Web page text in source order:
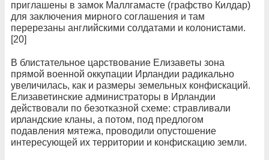
приглашены в замок Маллгамасте (графство Килдар)
для заключения мирного соглашения и там
перерезаны английскими солдатами и колонистами.
[20]
В блистательное царствование Елизаветы зона
прямой военной оккупации Ирландии радикально
увеличилась, как и размеры земельных конфискаций.
Елизаветинские администраторы в Ирландии
действовали по безотказной схеме: стравливали
ирландские кланы, а потом, под предлогом
подавления мятежа, проводили опустошение
интересующей их территории и конфискацию земли.